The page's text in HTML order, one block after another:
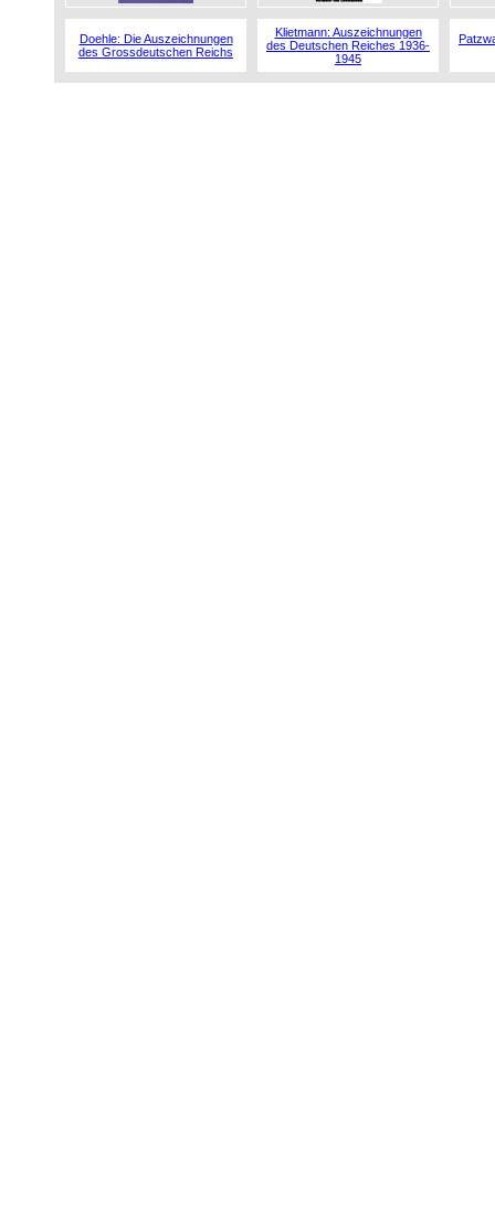
Doehle: Die Auszeichnungen
des Grossdeutschen Reichs
Klietmann: Auszeichnungen
des Deutschen Reiches 1936-
1945